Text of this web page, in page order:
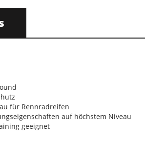
für Rennradreifen
auf höchstem Niveau
geeignet